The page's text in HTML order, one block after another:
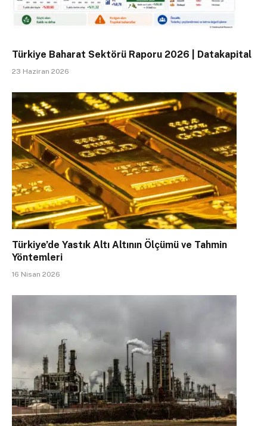
Türkiye Baharat Sektörü Raporu 2026 | Datakapital
23 Haziran 2026
Türkiye’de Yastık Altı Altının Ölçümü ve Tahmin
Yöntemleri
16 Nisan 2026